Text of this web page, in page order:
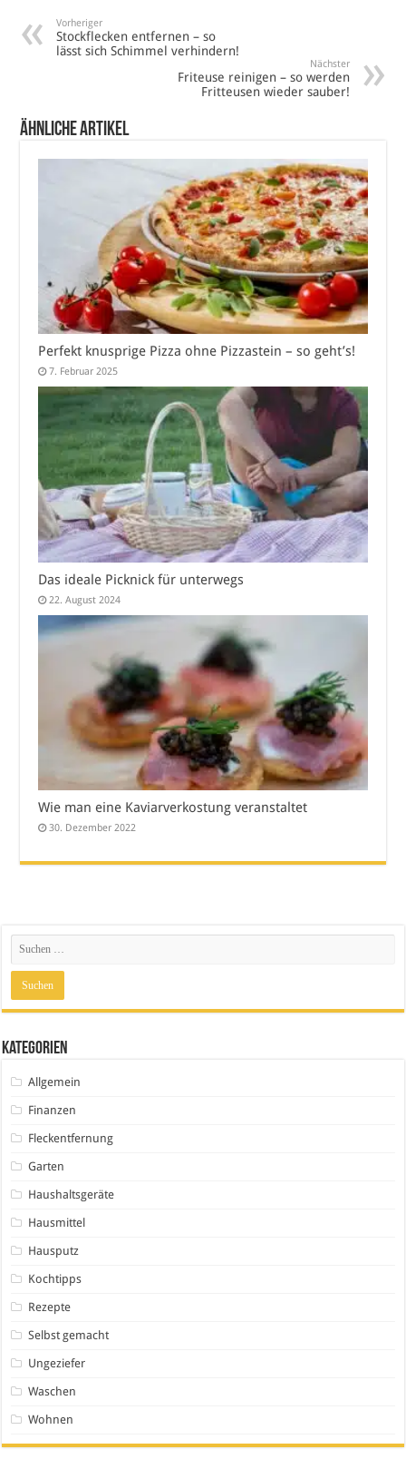
Vorheriger
Stockflecken entfernen – so
lässt sich Schimmel verhindern!
Nächster
Friteuse reinigen – so werden
Fritteusen wieder sauber!
Ähnliche Artikel
Perfekt knusprige Pizza ohne Pizzastein – so geht’s!
7. Februar 2025
Das ideale Picknick für unterwegs
22. August 2024
Wie man eine Kaviarverkostung veranstaltet
30. Dezember 2022
Kategorien
Allgemein
Finanzen
Fleckentfernung
Garten
Haushaltsgeräte
Hausmittel
Hausputz
Kochtipps
Rezepte
Selbst gemacht
Ungeziefer
Waschen
Wohnen